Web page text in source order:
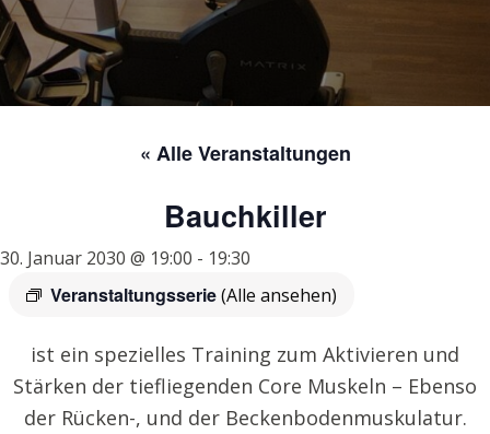
« Alle Veranstaltungen
Bauchkiller
30. Januar 2030 @ 19:00 - 19:30
Veranstaltungsserie(Alle ansehen)
ist ein spezielles Training zum Aktivieren und
Stärken der tiefliegenden Core Muskeln – Ebenso
der Rücken-, und der Beckenbodenmuskulatur.